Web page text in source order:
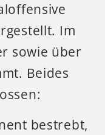
Im
sowie über
Beides
bestrebt,